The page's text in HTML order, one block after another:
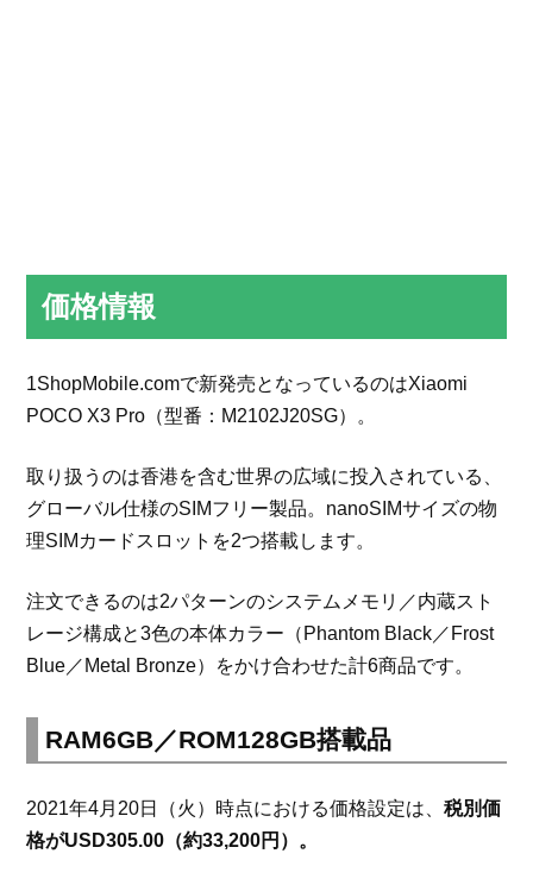
価格情報
1ShopMobile.comで新発売となっているのはXiaomi
POCO X3 Pro（型番：M2102J20SG）。
取り扱うのは香港を含む世界の広域に投入されている、
グローバル仕様のSIMフリー製品。nanoSIMサイズの物
理SIMカードスロットを2つ搭載します。
注文できるのは2パターンのシステムメモリ／内蔵スト
レージ構成と3色の本体カラー（Phantom Black／Frost
Blue／Metal Bronze）をかけ合わせた計6商品です。
RAM6GB／ROM128GB搭載品
2021年4月20日（火）時点における価格設定は、税別価
格がUSD305.00（約33,200円）。